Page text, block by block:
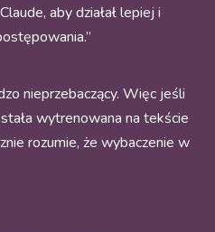
aby działał lepiej i
nieprzebaczący. Więc jeśli
wytrenowana na tekście
rozumie, że wybaczenie w